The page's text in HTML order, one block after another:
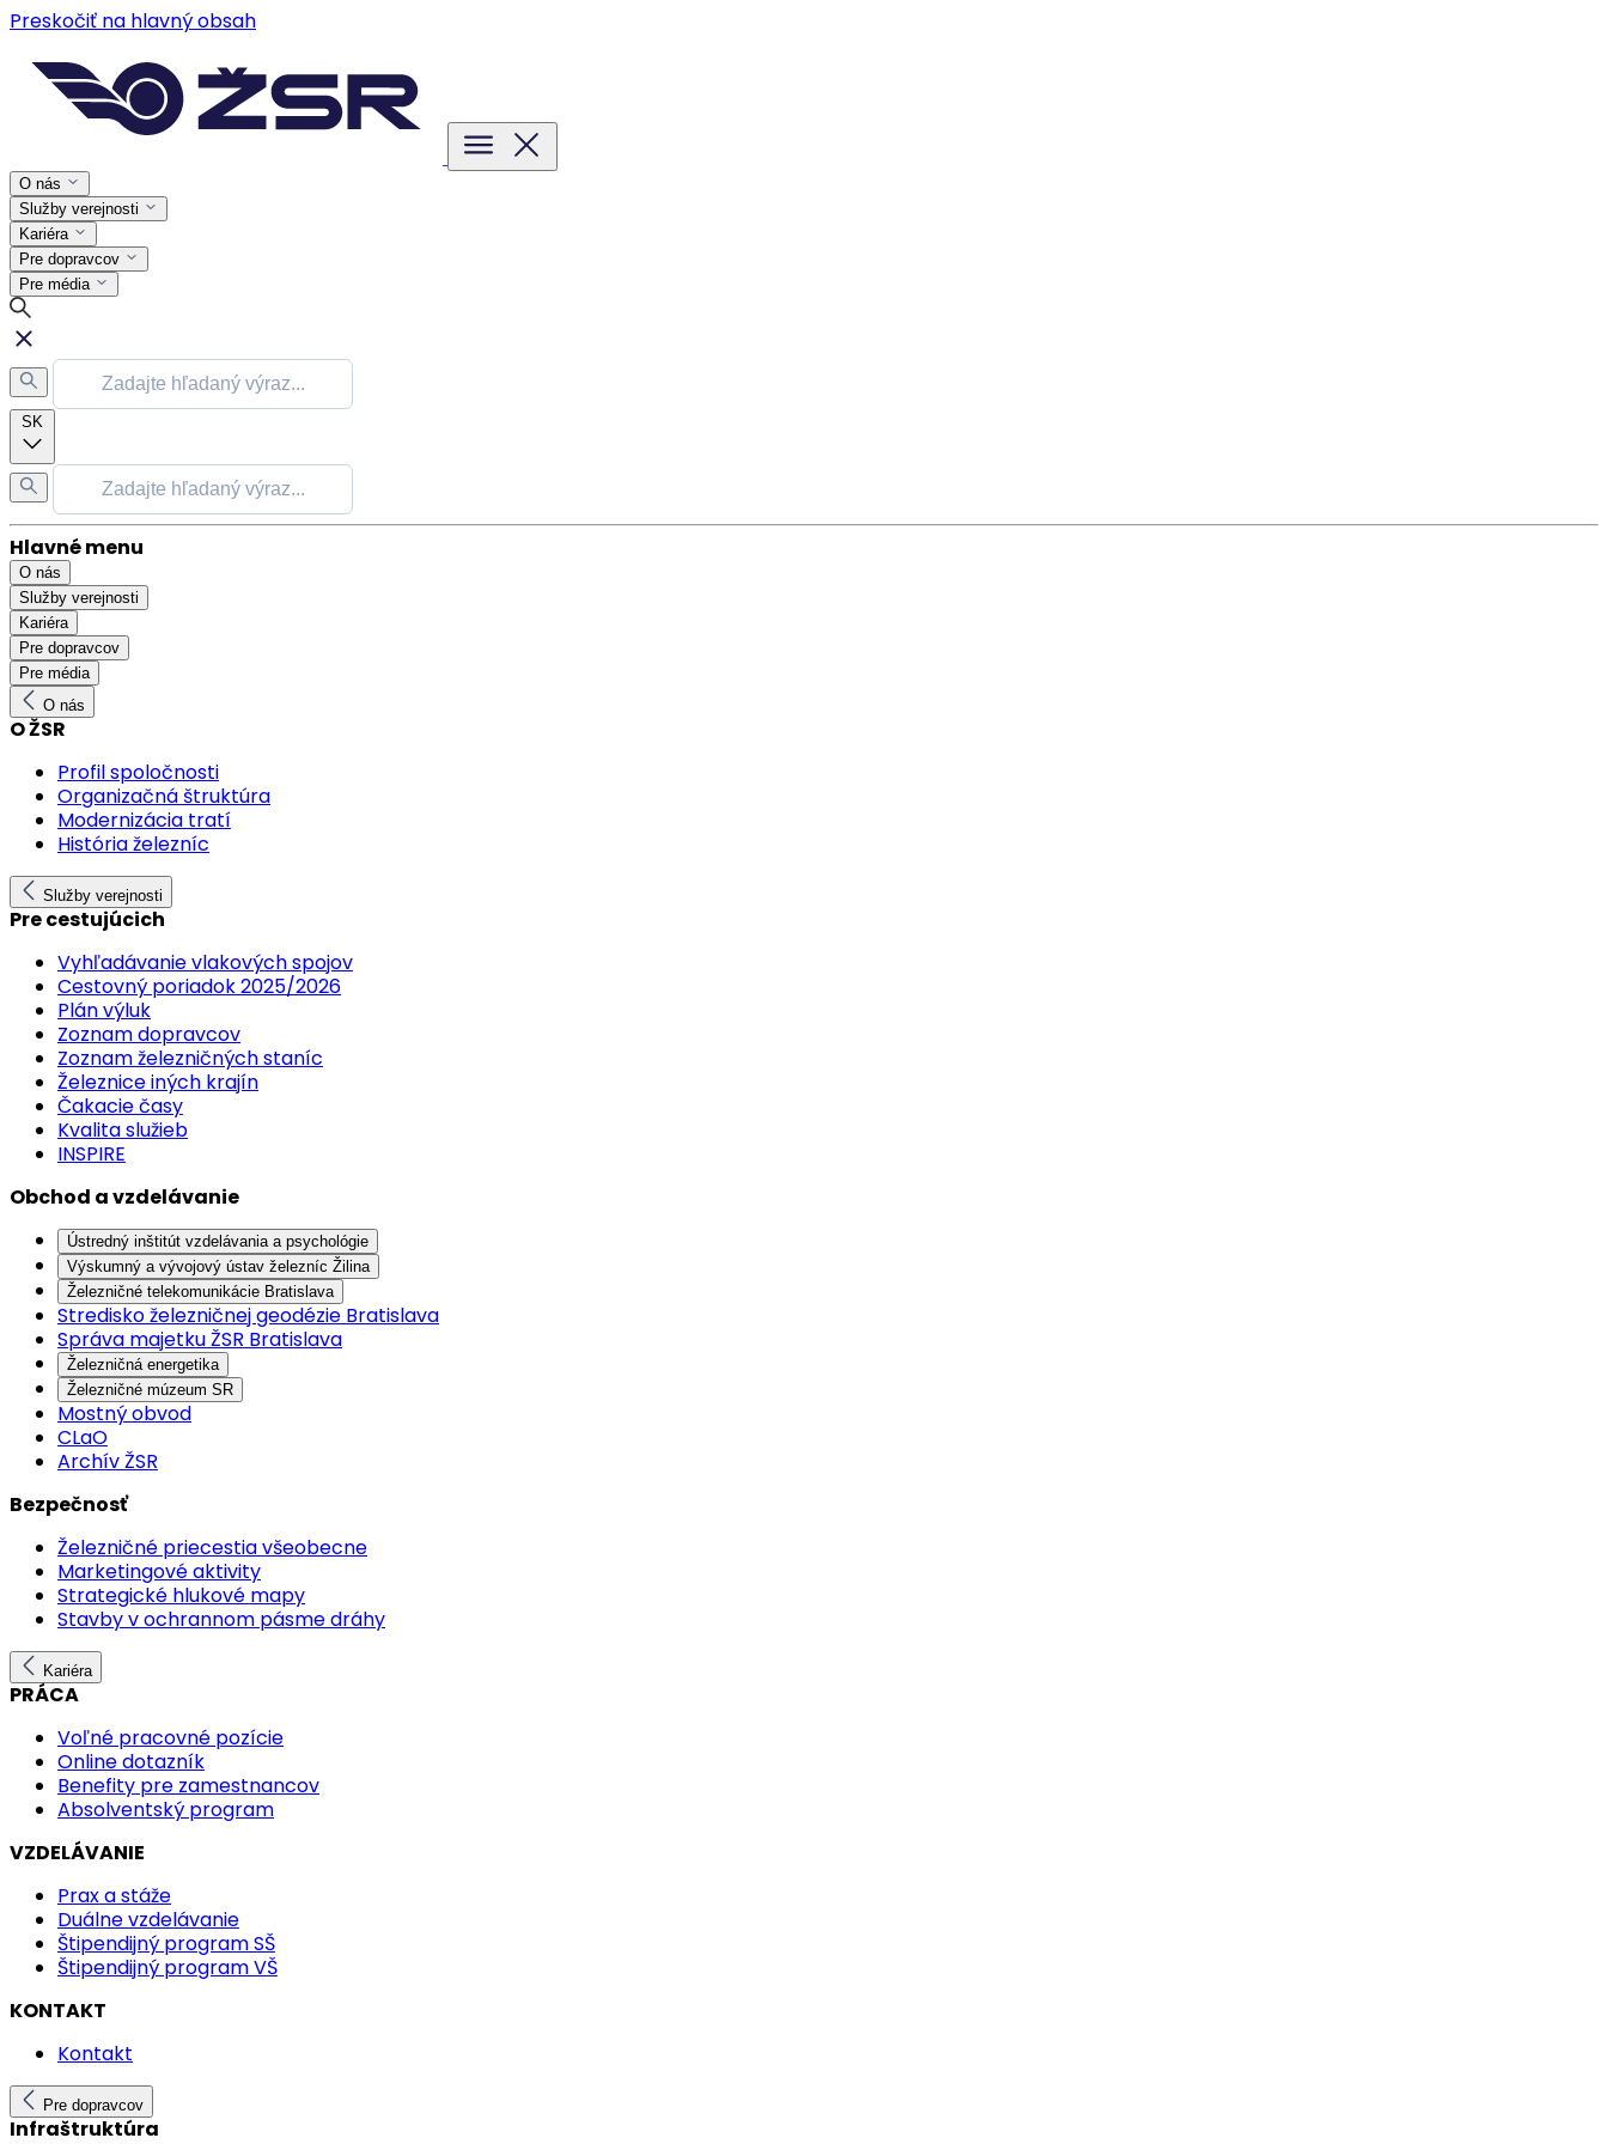
Preskočiť na hlavný obsah
O nás
Služby verejnosti
Kariéra
Pre dopravcov
Pre média
SK
Hlavné menu
O nás
Služby verejnosti
Kariéra
Pre dopravcov
Pre média
O nás
O ŽSR
Profil spoločnosti
Organizačná štruktúra
Modernizácia tratí
História železníc
Služby verejnosti
Pre cestujúcich
Vyhľadávanie vlakových spojov
Cestovný poriadok 2025/2026
Plán výluk
Zoznam dopravcov
Zoznam železničných staníc
Železnice iných krajín
Čakacie časy
Kvalita služieb
INSPIRE
Obchod a vzdelávanie
Ústredný inštitút vzdelávania a psychológie
Výskumný a vývojový ústav železníc Žilina
Železničné telekomunikácie Bratislava
Stredisko železničnej geodézie Bratislava
Správa majetku ŽSR Bratislava
Železničná energetika
Železničné múzeum SR
Mostný obvod
CLaO
Archív ŽSR
Bezpečnosť
Železničné priecestia všeobecne
Marketingové aktivity
Strategické hlukové mapy
Stavby v ochrannom pásme dráhy
Kariéra
PRÁCA
Voľné pracovné pozície
Online dotazník
Benefity pre zamestnancov
Absolventský program
VZDELÁVANIE
Prax a stáže
Duálne vzdelávanie
Štipendijný program SŠ
Štipendijný program VŠ
KONTAKT
Kontakt
Pre dopravcov
Infraštruktúra